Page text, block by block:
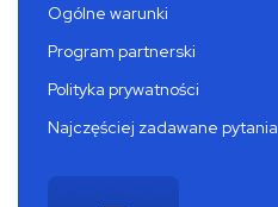
Ogólne warunki
Program partnerski
Polityka prywatności
Najczęściej zadawane pytania